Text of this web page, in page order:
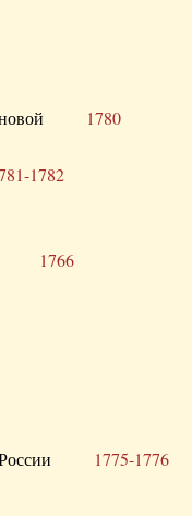
1780
1782
1766
в России 1775-1776